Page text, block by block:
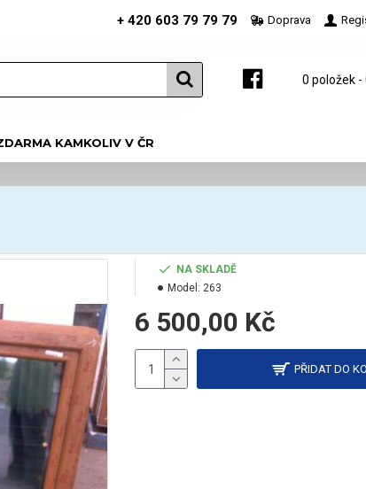
+ 420 603 79 79 79 Doprava
0 položek -
KAMKOLIV V ČR
NA SKLADĚ
Model: 263
6 500,00 Kč
PŘIDAT DO